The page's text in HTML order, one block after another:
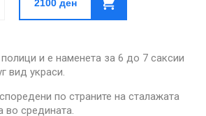
2100 ден
и е наменета за 6 до 7 саксии
вид украси.
по страните на сталажата
во средината.